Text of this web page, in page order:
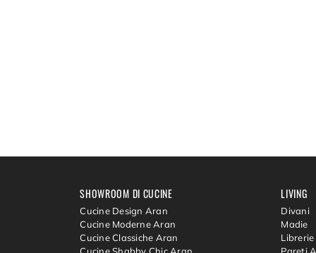
SHOWROOM DI CUCINE
Cucine Design Aran
Cucine Moderne Aran
Cucine Classiche Aran
LIVING
Divani
Madie
Librerie